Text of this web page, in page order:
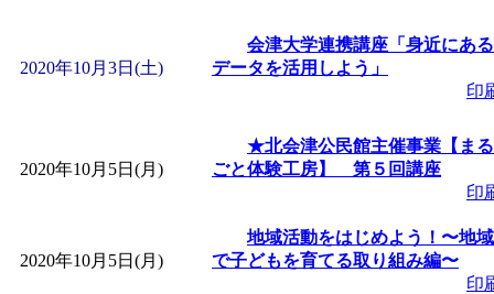
赤ちゃん子育て講
付期間：2026/08/10～
赤ちゃん子育て講
付期間：2026/08/10～
「まだまだ暑い！コ
2020年10月3日(土)
会津大学連携講座「身近にある
データを活用しよう」
印
2020年10月5日(月)
★北会津公民館主催事業【まる
ごと体験工房】 第５回講座
印
2020年10月5日(月)
地域活動をはじめよう！〜地域
で子どもを育てる取り組み編〜
印